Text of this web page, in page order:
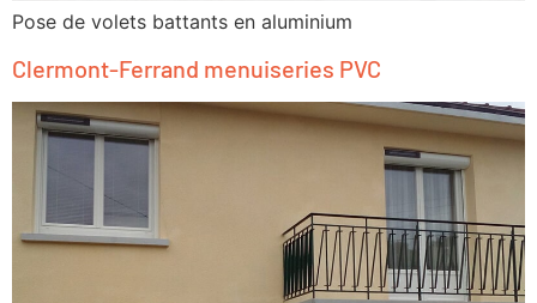
Pose de volets battants en aluminium
Clermont-Ferrand menuiseries PVC